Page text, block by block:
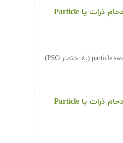
دانلود رایگان کدها و برنامه های آماده الگوریتم بهینه سازی ازدحام ذرات یا Particle
‫در ادامه کدها و برنامه های آماده الگوریتم بهینه سازی ازدحام ذرات یا particle swarm (به اختصار PSO)
دانلود رایگان کدها و برنامه های آماده الگوریتم بهینه سازی ازدحام ذرات یا Particle